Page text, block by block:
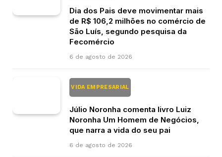
Dia dos Pais deve movimentar mais
de R$ 106,2 milhões no comércio de
São Luís, segundo pesquisa da
Fecomércio
6 de agosto de 2026
VIDA EMPRESARIAL
Júlio Noronha comenta livro Luiz
Noronha Um Homem de Negócios,
que narra a vida do seu pai
6 de agosto de 2026